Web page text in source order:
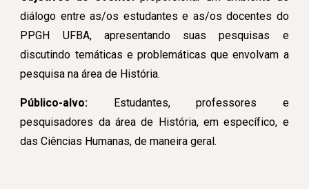
diálogo entre as/os estudantes e as/os docentes do
PPGH UFBA, apresentando suas pesquisas e
discutindo temáticas e problemáticas que envolvam a
pesquisa na área de História.
Público-alvo:
Estudantes, professores e
pesquisadores da área de História, em específico, e
das Ciências Humanas, de maneira geral.